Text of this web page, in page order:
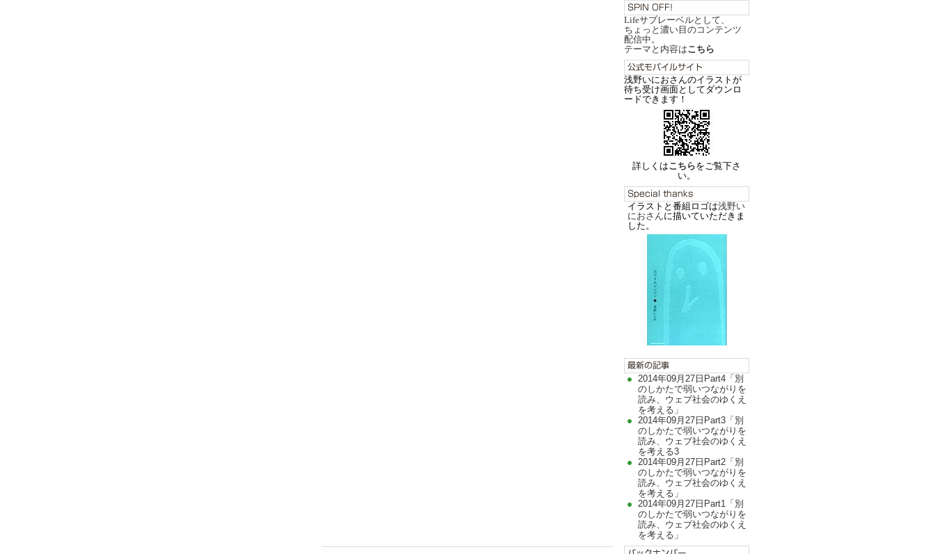
Lifeサブレーベルとして、
ちょっと濃い目のコンテンツ
配信中。
テーマと内容はこちら
浅野いにおさんのイラストが
待ち受け画面としてダウンロ
ードできます！
詳しくはこちらをご覧下さ
い。
イラストと番組ロゴは浅野い
におさんに描いていただきま
した。
2014年09月27日Part4「別
のしかたで弱いつながりを
読み、ウェブ社会のゆくえ
を考える」
2014年09月27日Part3「別
のしかたで弱いつながりを
読み、ウェブ社会のゆくえ
を考える3
2014年09月27日Part2「別
のしかたで弱いつながりを
読み、ウェブ社会のゆくえ
を考える」
2014年09月27日Part1「別
のしかたで弱いつながりを
読み、ウェブ社会のゆくえ
を考える」